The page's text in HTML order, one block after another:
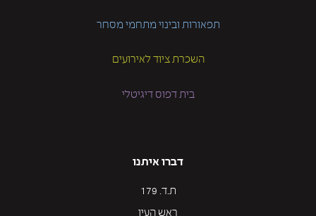
תפאורות ובינוי מתחמי מסחר
השכרת ציוד לאירועים
בית דפוס דיגיטלי
דברו איתנו
ת.ד. 179
ראש העין